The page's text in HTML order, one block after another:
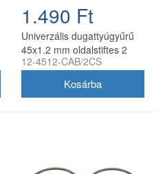
1.490 Ft
Univerzális dugattyúgyűrű
45x1.2 mm oldalstiftes 2
db/csomag utángyártott
12-4512-CAB/2CS